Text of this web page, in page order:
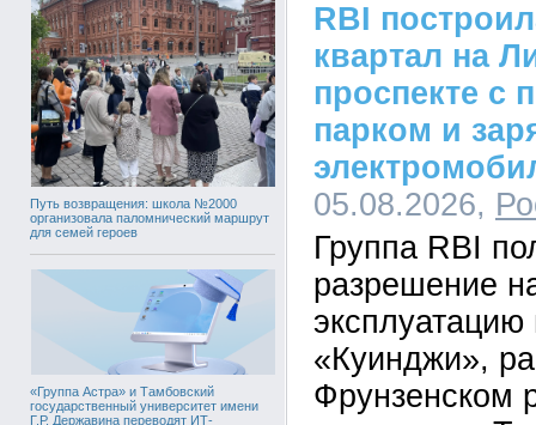
Путь возвращения: школа №2000
организовала паломнический маршрут
для семей героев
«Группа Астра» и Тамбовский
государственный университет имени
Г.Р. Державина переводят ИТ-
RBI
квартал на
проспекте с
парком и
05.08.2026,
Группа RBI
разрешение
эксплуатацию
«Куинджи»,
Фрунзенском